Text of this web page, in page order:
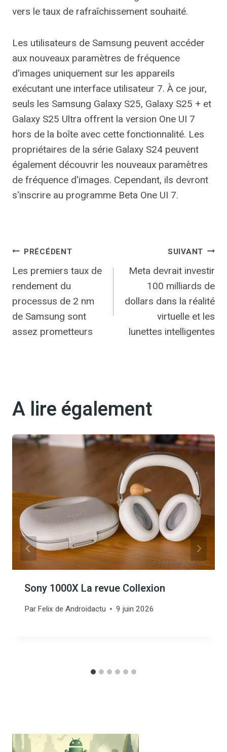
vers le taux de rafraîchissement souhaité.
Les utilisateurs de Samsung peuvent accéder
aux nouveaux paramètres de fréquence
d'images uniquement sur les appareils
exécutant une interface utilisateur 7. À ce jour,
seuls les Samsung Galaxy S25, Galaxy S25 + et
Galaxy S25 Ultra offrent la version One UI 7
hors de la boîte avec cette fonctionnalité. Les
propriétaires de la série Galaxy S24 peuvent
également découvrir les nouveaux paramètres
de fréquence d'images. Cependant, ils devront
s'inscrire au programme Beta One UI 7.
Navigation
de
l’article
PRÉCÉDENT
Les premiers taux de
rendement du
processus de 2 nm
de Samsung sont
assez prometteurs
SUIVANT
Meta devrait investir
100 milliards de
dollars dans la réalité
virtuelle et les
lunettes intelligentes
A lire également
Sony 1000X La revue Collexion
Par Felix de Androidactu 9 juin 2026